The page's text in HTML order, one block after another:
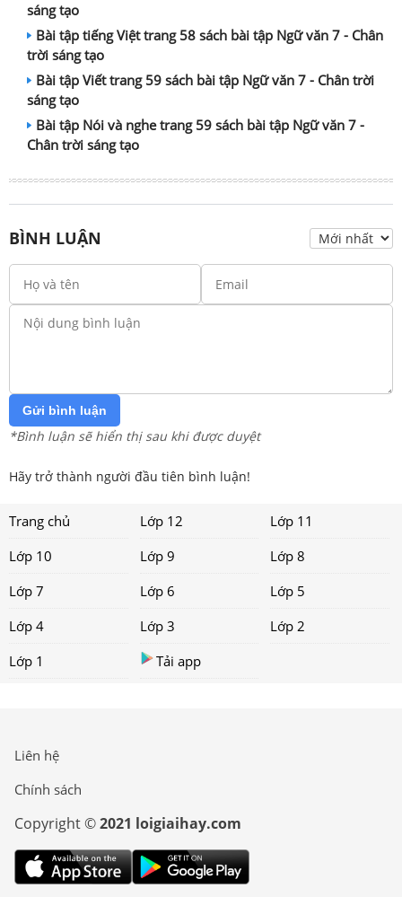
sáng tạo
Bài tập tiếng Việt trang 58 sách bài tập Ngữ văn 7 - Chân
trời sáng tạo
Bài tập Viết trang 59 sách bài tập Ngữ văn 7 - Chân trời
sáng tạo
Bài tập Nói và nghe trang 59 sách bài tập Ngữ văn 7 -
Chân trời sáng tạo
BÌNH LUẬN
Gửi bình luận
*Bình luận sẽ hiển thị sau khi được duyệt
Hãy trở thành người đầu tiên bình luận!
Trang chủ Lớp 12
Lớp 11
Lớp 10
Lớp 9
Lớp 8
Lớp 7
Lớp 6
Lớp 5
Lớp 4
Lớp 3
Lớp 2
Lớp 1
Tải app
Liên hệ
Chính sách
Copyright ©2021 loigiaihay.com